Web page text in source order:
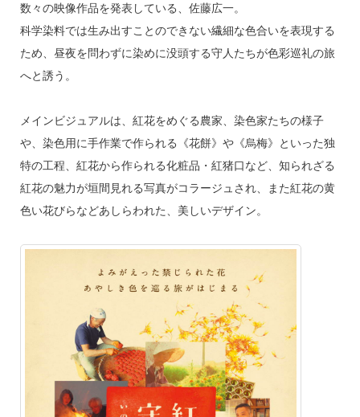
数々の映像作品を発表している、佐藤広一。
科学染料では生み出すことのできない繊細な色合いを表現する
ため、昼夜を問わずに染めに没頭する守人たちが色彩巡礼の旅
へと誘う。
メインビジュアルは、紅花をめぐる農家、染色家たちの様子
や、染色用に手作業で作られる《花餅》や《烏梅》といった独
特の工程、紅花から作られる化粧品・紅猪口など、知られざる
紅花の魅力が垣間見れる写真がコラージュされ、また紅花の黄
色い花びらなどあしらわれた、美しいデザイン。